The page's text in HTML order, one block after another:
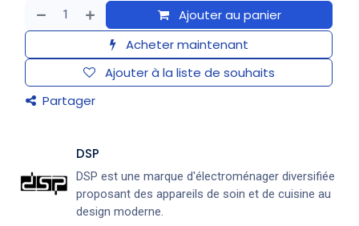
Ajouter au panier
Acheter maintenant
Ajouter à la liste de souhaits
Partager
DSP
DSP est une marque d'électroménager diversifiée
proposant des appareils de soin et de cuisine au
design moderne.